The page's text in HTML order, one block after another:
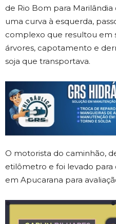
de Rio Bom para
uma curva à esquerda,
complexo que resultou em
árvores, capotamento e
soja que transportava.
O motorista do caminhão,
etilômetro e foi levado para
em Apucarana para